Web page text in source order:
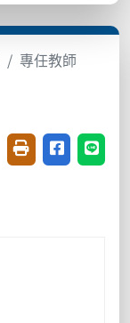
專任教師
友善列印(開新視
分享至臉書
分享